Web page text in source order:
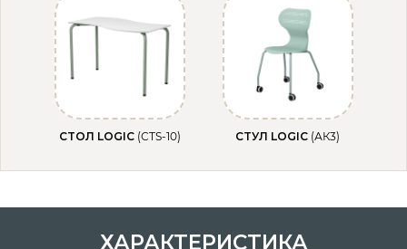
СТОЛ LOGIC (СТS-10) СТУЛ LOGIC (АК3)
ХАРАКТЕРИСТИКА